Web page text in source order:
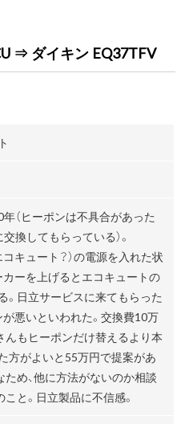
⇒ ダイキン EQ37TFV
年（ヒーポンは不具合があった
換してもらっている）。
コキュート？）の電源を入れた状
カーを上げるとエコキュートの
。日立サービスに来てもらった
が悪いといわれた。交換費10万
んもヒーポンだけ替えるより本
方がよいと55万円で提案があ
ため、他に方法がないのか相談
こと。日立製品に不信感。